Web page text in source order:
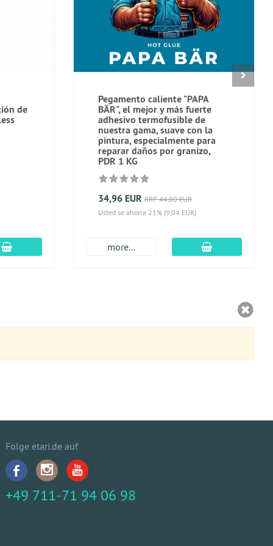
de
En el carro de compras
Pegamento caliente "PAPA
BÄR", el mejor y más fuerte
adhesivo termofusible de
nuestra gama, suave con la
pintura, especialmente para
reparar daños por granizo,
PDR 1 KG
34,96 EUR RRP 44,00 EUR
Usted se ahorra 21% (9,04 EUR)
more... En el carro de
Folge etari.de auf
+49 711-71 94 06 98